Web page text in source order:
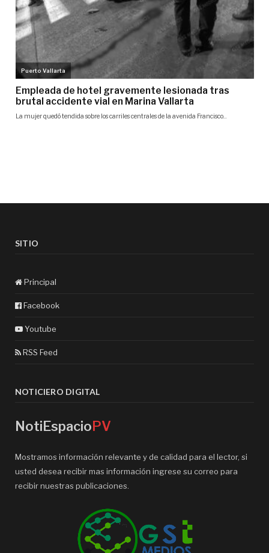
SITIO
Principal
Facebook
Youtube
RSS Feed
NOTICIERO DIGITAL
NotiEspacioPV
Mostramos información relevante y de calidad para el lector, si
usted desea recibir mas información ingrese su correo para
recibir nuestras publicaciones.